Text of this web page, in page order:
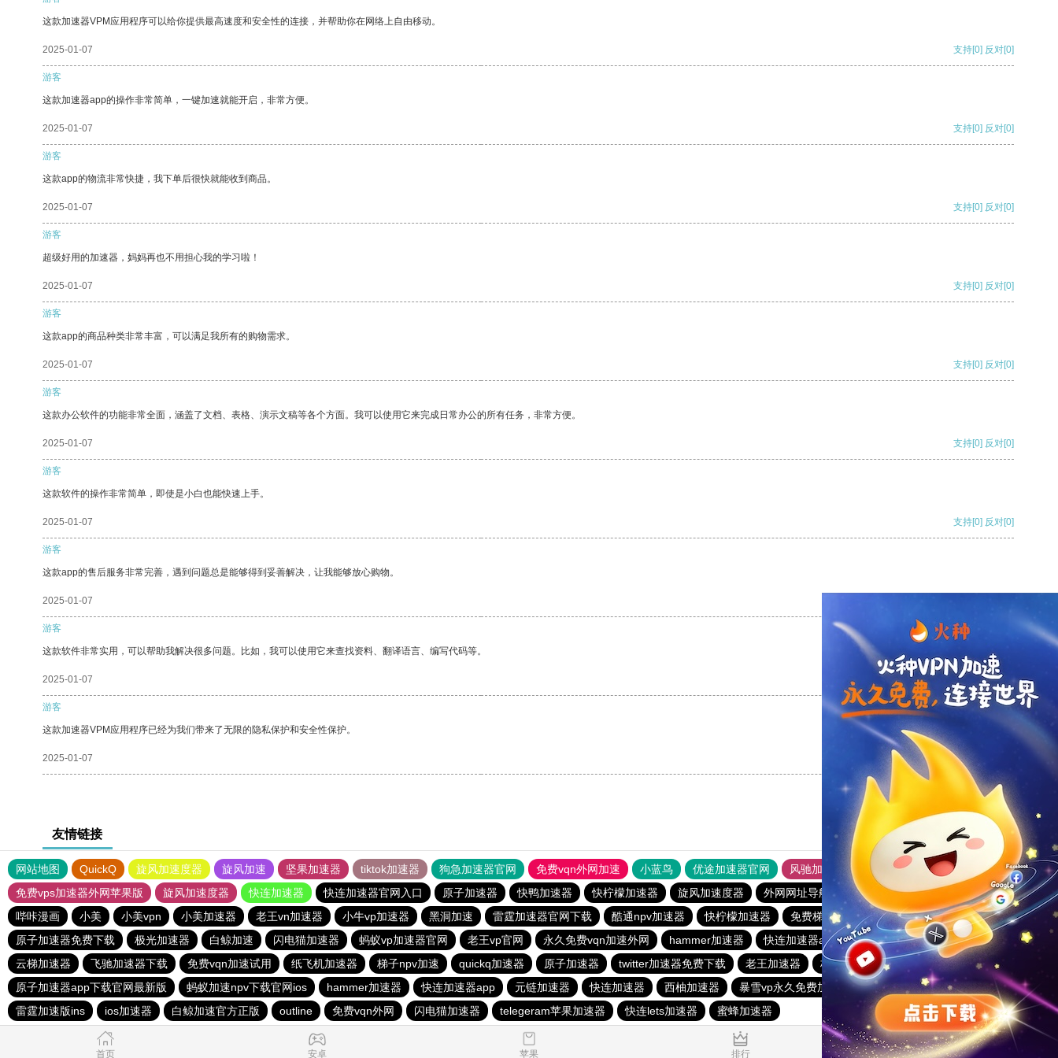
这款加速器VPM应用程序可以给你提供最高速度和安全性的连接，并帮助你在网络上自由移动。
2025-01-07 支持[0] 反对[0]
游客
这款加速器app的操作非常简单，一键加速就能开启，非常方便。
2025-01-07 支持[0] 反对[0]
游客
这款app的物流非常快捷，我下单后很快就能收到商品。
2025-01-07 支持[0] 反对[0]
游客
超级好用的加速器，妈妈再也不用担心我的学习啦！
2025-01-07 支持[0] 反对[0]
游客
这款app的商品种类非常丰富，可以满足我所有的购物需求。
2025-01-07 支持[0] 反对[0]
游客
这款办公软件的功能非常全面，涵盖了文档、表格、演示文稿等各个方面。我可以使用它来完成日常办公的所有任务，非常方便。
2025-01-07 支持[0] 反对[0]
游客
这款软件的操作非常简单，即使是小白也能快速上手。
2025-01-07 支持[0] 反对[0]
游客
这款app的售后服务非常完善，遇到问题总是能够得到妥善解决，让我能够放心购物。
2025-01-07
游客
这款软件非常实用，可以帮助我解决很多问题。比如，我可以使用它来查找资料、翻译语言、编写代码等。
2025-01-07 支持 [0] 反对 [0]
游客
这款加速器VPM应用程序已经为我们带来了无限的隐私保护和安全性保护。
2025-01-07 支持
友情链接
网站地图 QuickQ 旋风加速度器 旋风加速 坚果加速器 tiktok加速器 狗急加速器官网 免费vqn外网加速 小蓝鸟 优途加速器官网 风驰加速器
旋风加速器
免费vps加速器外网苹果版
旋风加速度器 快连加速器 快连加速器官网入口 原子加速器 快鸭加速器 快柠檬加速器 旋风加速度器 外网网址导航 软件中心 雷霆加速
狂飙加速器
哔咔漫画
小美 小美vpn 小美加速器 老王vn加速器 小牛vp加速器 黑洞加速 雷霆加速器官网下载 酷通npv加速器 快柠檬加速器 免费梯子加速器app七天
雷霆加器速
原子加速器免费下载
极光加速器 白鲸加速 闪电猫加速器 蚂蚁vp加速器官网 老王vp官网 永久免费vqn加速外网 hammer加速器 快连加速器app vp加速器官网
快鸭加速器
云梯加速器
飞驰加速器下载 免费vqn加速试用 纸飞机加速器 梯子npv加速 quickq加速器 原子加速器 twitter加速器免费下载 老王加速器
极光加速器
原子加速器app下载官网最新版
蚂蚁加速npv下载官网ios hammer加速器 快连加速器app 元链加速器 快连加速器 西柚加速器 暴雪vp永久免费加速器下载官网 ios加速器
快联加速器
雷霆加速版ins
ios加速器 白鲸加速官方正版 outline 免费vqn外网 闪电猫加速器 telegeram苹果加速器 快连lets加速器 蜜蜂加速器
首页 安卓 苹果 排行 推荐